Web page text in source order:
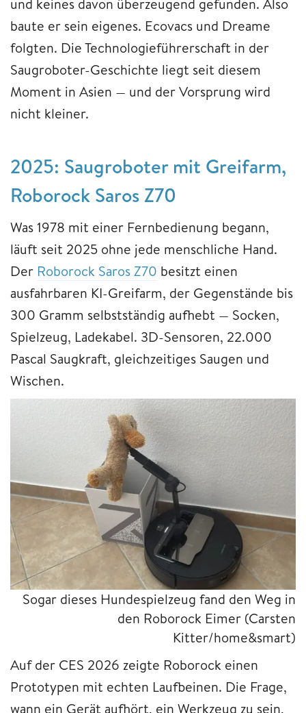
und keines davon überzeugend gefunden. Also
baute er sein eigenes. Ecovacs und Dreame
folgten. Die Technologieführerschaft in der
Saugroboter-Geschichte liegt seit diesem
Moment in Asien — und der Vorsprung wird
nicht kleiner.
2025: Saugroboter mit Greifarm,
Roborock Saros Z70
Was 1978 mit einer Fernbedienung begann,
läuft seit 2025 ohne jede menschliche Hand.
Der Roborock Saros Z70 besitzt einen
ausfahrbaren KI-Greifarm, der Gegenstände bis
300 Gramm selbstständig aufhebt — Socken,
Spielzeug, Ladekabel. 3D-Sensoren, 22.000
Pascal Saugkraft, gleichzeitiges Saugen und
Wischen.
Sogar dieses Hundespielzeug fand den Weg in
den Roborock Eimer (Carsten
Kitter/home&smart)
Auf der CES 2026 zeigte Roborock einen
Prototypen mit echten Laufbeinen. Die Frage,
wann ein Gerät aufhört, ein Werkzeug zu sein,